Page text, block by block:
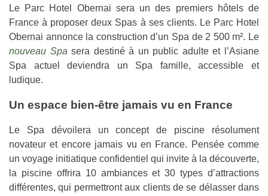
Le Parc Hotel Obernai sera un des premiers hôtels de
France à proposer deux Spas à ses clients. Le Parc Hotel
Obernai annonce la construction d’un Spa de 2 500 m². Le
nouveau Spa sera destiné à un public adulte et l’Asiane
Spa actuel deviendra un Spa famille, accessible et
ludique.
Un espace bien-être jamais vu en France
Le Spa dévoilera un concept de piscine résolument
novateur et encore jamais vu en France. Pensée comme
un voyage initiatique confidentiel qui invite à la découverte,
la piscine offrira 10 ambiances et 30 types d’attractions
différentes, qui permettront aux clients de se délasser dans